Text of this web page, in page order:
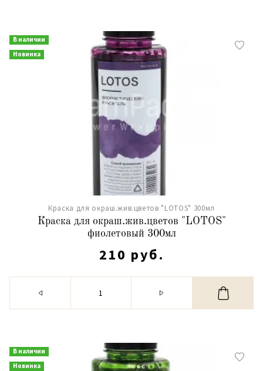
В наличии
Новинка
Краска для окраш.жив.цветов "LOTOS" 300мл
Краска для окраш.жив.цветов "LOTOS"
фиолетовый 300мл
210 руб.
В наличии
Новинка